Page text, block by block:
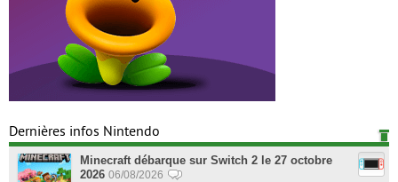
Dernières infos Nintendo
Minecraft débarque sur Switch 2 le 27 octobre
2026 06/08/2026